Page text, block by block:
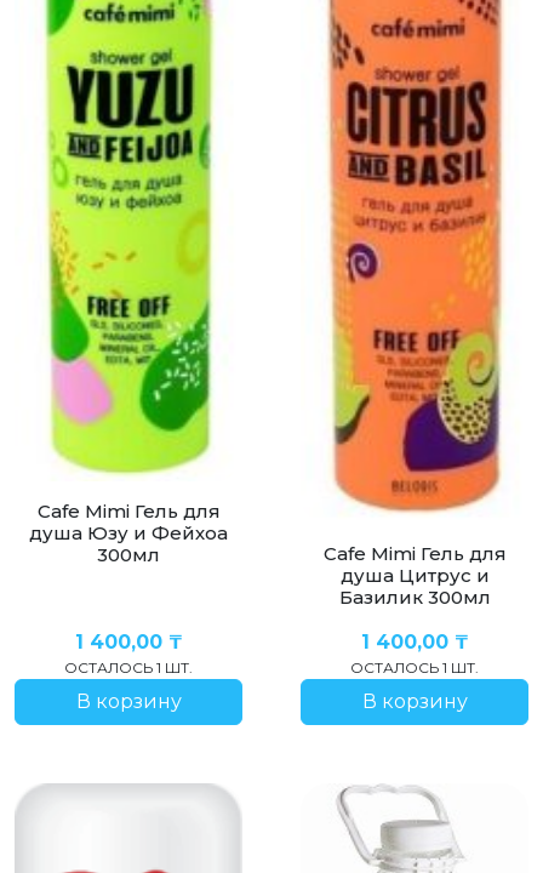
Cafe Mimi Гель для
душа Юзу и Фейхоа
300мл
1 400,00 ₸
ОСТАЛОСЬ 1 ШТ.
В корзину
Cafe Mimi Гель для
душа Цитрус и
Базилик 300мл
1 400,00 ₸
ОСТАЛОСЬ 1 ШТ.
В корзину